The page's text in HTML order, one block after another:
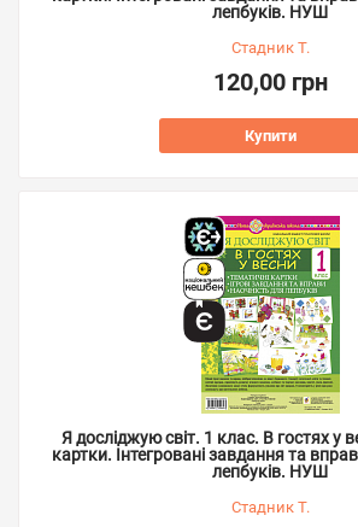
лепбуків. НУШ
Стадник Т.
120,00 грн
Купити
Я досліджую світ. 1 клас. В гостях у
картки. Інтегровані завдання та
лепбуків. НУШ
Стадник Т.